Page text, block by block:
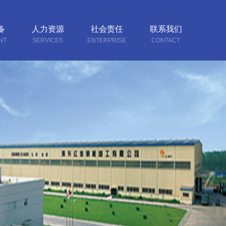
人力资源
SERVICES
社会责任
ENTERPRISE
联系我们
CONTACT